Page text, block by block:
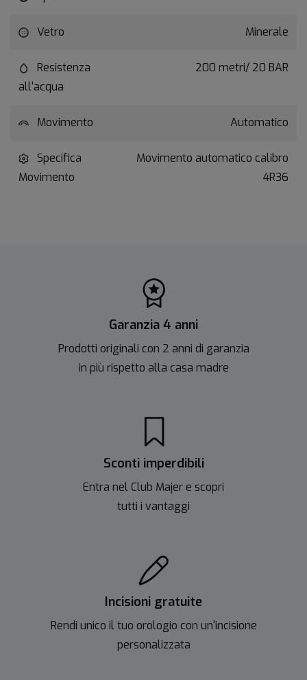
Vetro Minerale
Resistenza
all'acqua
200 metri/ 20 BAR
Movimento Automatico
Specifica
Movimento
Movimento automatico calibro
4R36
Garanzia 4 anni
Prodotti originali con 2 anni di garanzia
in più rispetto alla casa madre
Sconti imperdibili
Entra nel Club Majer e scopri
tutti i vantaggi
Incisioni gratuite
Rendi unico il tuo orologio con un'incisione
personalizzata